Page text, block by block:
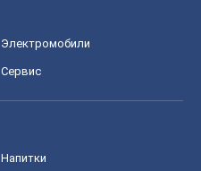
Электромобили
Сервис
Напитки